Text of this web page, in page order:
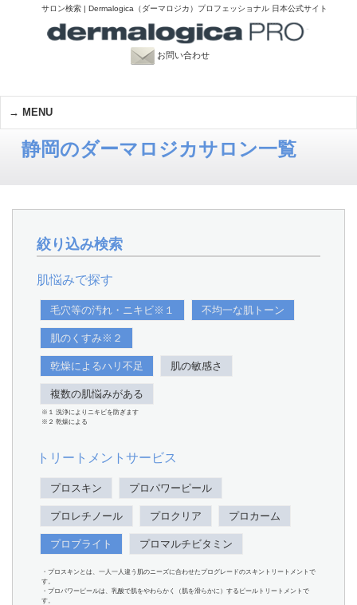
サロン検索 | Dermalogica（ダーマロジカ）プロフェッショナル 日本公式サイト
お問い合わせ
MENU
静岡のダーマロジカサロン一覧
絞り込み検索
肌悩みで探す
毛穴等の汚れ・ニキビ※１ 不均一な肌トーン
肌のくすみ※２
乾燥によるハリ不足 肌の敏感さ
複数の肌悩みがある
※１ 洗浄によりニキビを防ぎます
※２ 乾燥による
トリートメントサービス
プロスキン プロパワーピール
プロレチノール プロクリア プロカーム
プロブライト プロマルチビタミン
・プロスキンとは、一人一人違う肌のニーズに合わせたプログレードのスキントリートメントで
す。
・プロパワーピールは、乳酸で肌をやわらかく（肌を滑らかに）するピールトリートメントで
す。